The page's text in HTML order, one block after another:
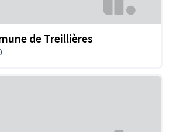
de Treillières